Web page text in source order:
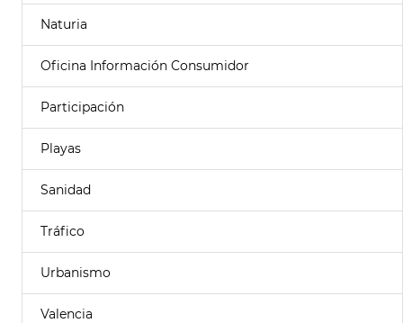
Naturia
Oficina Información Consumidor
Participación
Playas
Sanidad
Tráfico
Urbanismo
Valencia